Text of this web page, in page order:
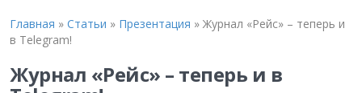
Главная » Статьи » Презентация » Журнал «Рейс» – теперь и
в Telegram!
Журнал «Рейс» – теперь и в